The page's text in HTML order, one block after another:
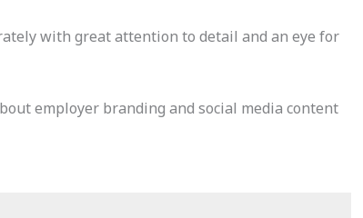
with great attention to detail and an eye for
employer branding and social media content